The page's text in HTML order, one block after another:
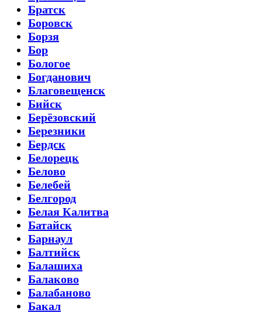
Братск
Боровск
Борзя
Бор
Бологое
Богданович
Благовещенск
Бийск
Берёзовский
Березники
Бердск
Белорецк
Белово
Белебей
Белгород
Белая Калитва
Батайск
Барнаул
Балтийск
Балашиха
Балаково
Балабаново
Бакал